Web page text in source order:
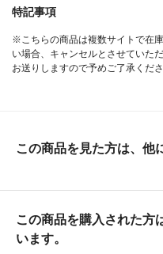
特記事項
※こちらの商品は複数サイトで在
い場合、キャンセルとさせていた
お送りしますので予めご了承くださ
この商品を見た方は、他
この商品を購入された方
います。